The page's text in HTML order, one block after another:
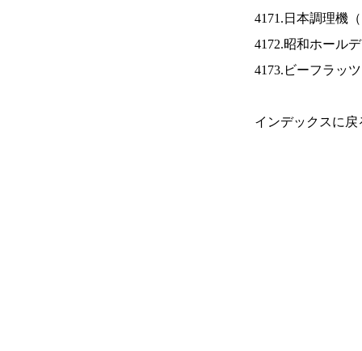
4171.日本調理機（
4172.昭和ホール
4173.ビーフラッ
インデックスに戻